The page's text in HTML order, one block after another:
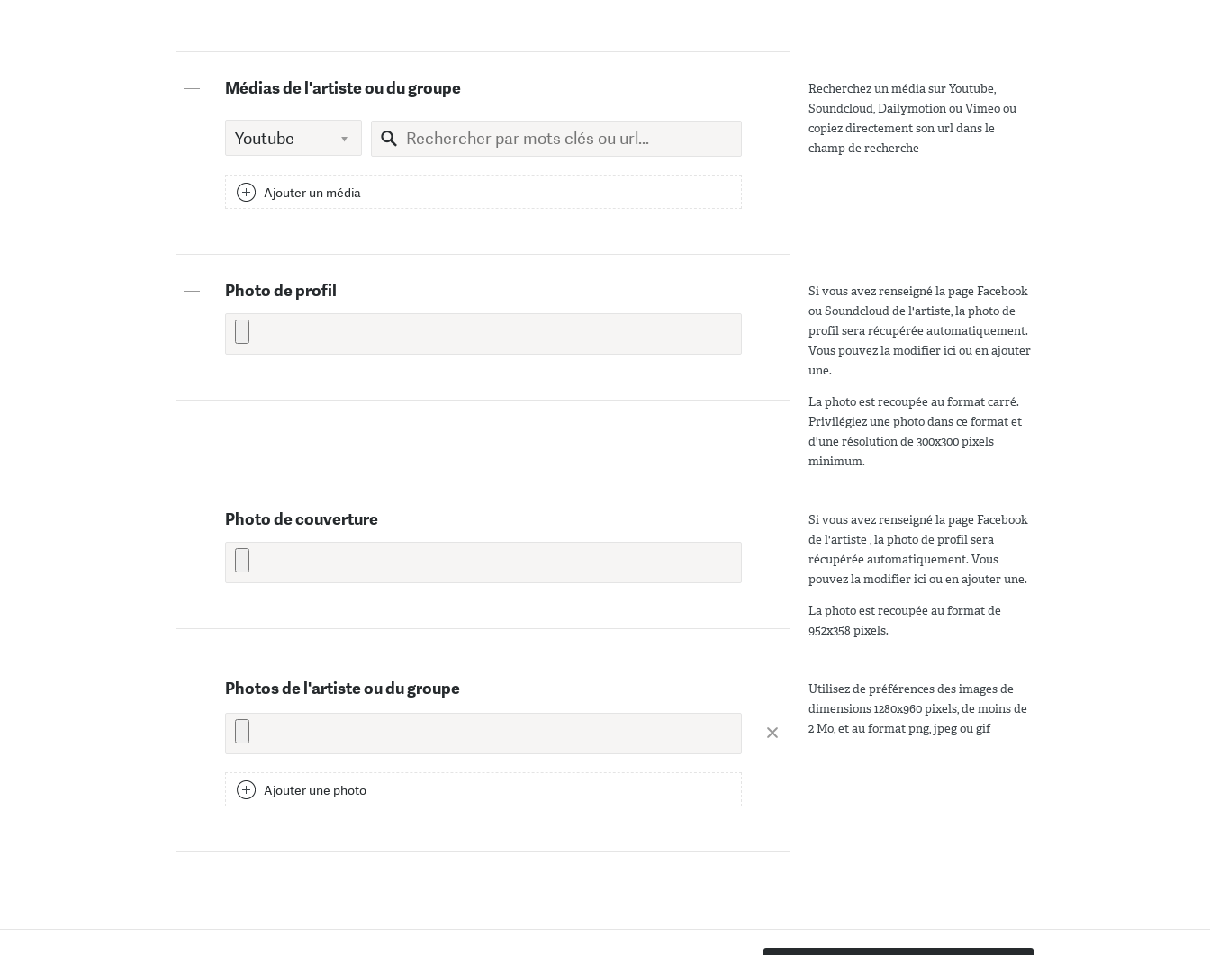
— Médias de l'artiste ou du groupe
Ajouter un média
Recherchez un média sur Youtube,
Soundcloud, Dailymotion ou Vimeo ou
copiez directement son url dans le
champ de recherche
— Photo de profil
Si vous avez renseigné la page Facebook
ou Soundcloud de l'artiste, la photo de
profil sera récupérée automatiquement.
Vous pouvez la modifier ici ou en ajouter
une.
La photo est recoupée au format carré.
Privilégiez une photo dans ce format et
d'une résolution de 300x300 pixels
minimum.
Photo de couverture
Si vous avez renseigné la page Facebook
de l'artiste , la photo de profil sera
récupérée automatiquement. Vous
pouvez la modifier ici ou en ajouter une.
La photo est recoupée au format de
952x358 pixels.
— Photos de l'artiste ou du groupe
Ajouter une photo
Utilisez de préférences des images de
dimensions 1280x960 pixels, de moins de
2 Mo, et au format png, jpeg ou gif